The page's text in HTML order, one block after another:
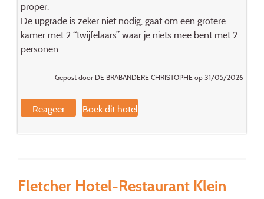
proper.
De upgrade is zeker niet nodig, gaat om een grotere
kamer met 2 “twijfelaars” waar je niets mee bent met 2
personen.
Gepost door DE BRABANDERE CHRISTOPHE op 31/05/2026
Reageer Boek dit hotel
Fletcher Hotel-Restaurant Klein